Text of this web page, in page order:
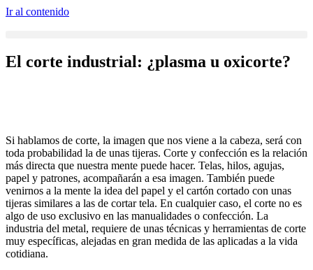
Ir al contenido
El corte industrial: ¿plasma u oxicorte?
Si hablamos de corte, la imagen que nos viene a la cabeza, será con
toda probabilidad la de unas tijeras. Corte y confección es la relación
más directa que nuestra mente puede hacer. Telas, hilos, agujas,
papel y patrones, acompañarán a esa imagen. También puede
venirnos a la mente la idea del papel y el cartón cortado con unas
tijeras similares a las de cortar tela. En cualquier caso, el corte no es
algo de uso exclusivo en las manualidades o confección. La
industria del metal, requiere de unas técnicas y herramientas de corte
muy específicas, alejadas en gran medida de las aplicadas a la vida
cotidiana.